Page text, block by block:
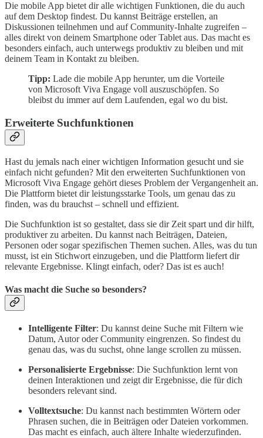
Die mobile App bietet dir alle wichtigen Funktionen, die du auch
auf dem Desktop findest. Du kannst Beiträge erstellen, an
Diskussionen teilnehmen und auf Community-Inhalte zugreifen –
alles direkt von deinem Smartphone oder Tablet aus. Das macht es
besonders einfach, auch unterwegs produktiv zu bleiben und mit
deinem Team in Kontakt zu bleiben.
Tipp: Lade die mobile App herunter, um die Vorteile
von Microsoft Viva Engage voll auszuschöpfen. So
bleibst du immer auf dem Laufenden, egal wo du bist.
Erweiterte Suchfunktionen
Hast du jemals nach einer wichtigen Information gesucht und sie
einfach nicht gefunden? Mit den erweiterten Suchfunktionen von
Microsoft Viva Engage gehört dieses Problem der Vergangenheit an.
Die Plattform bietet dir leistungsstarke Tools, um genau das zu
finden, was du brauchst – schnell und effizient.
Die Suchfunktion ist so gestaltet, dass sie dir Zeit spart und dir hilft,
produktiver zu arbeiten. Du kannst nach Beiträgen, Dateien,
Personen oder sogar spezifischen Themen suchen. Alles, was du tun
musst, ist ein Stichwort einzugeben, und die Plattform liefert dir
relevante Ergebnisse. Klingt einfach, oder? Das ist es auch!
Was macht die Suche so besonders?
Intelligente Filter: Du kannst deine Suche mit Filtern wie
Datum, Autor oder Community eingrenzen. So findest du
genau das, was du suchst, ohne lange scrollen zu müssen.
Personalisierte Ergebnisse: Die Suchfunktion lernt von
deinen Interaktionen und zeigt dir Ergebnisse, die für dich
besonders relevant sind.
Volltextsuche: Du kannst nach bestimmten Wörtern oder
Phrasen suchen, die in Beiträgen oder Dateien vorkommen.
Das macht es einfach, auch ältere Inhalte wiederzufinden.